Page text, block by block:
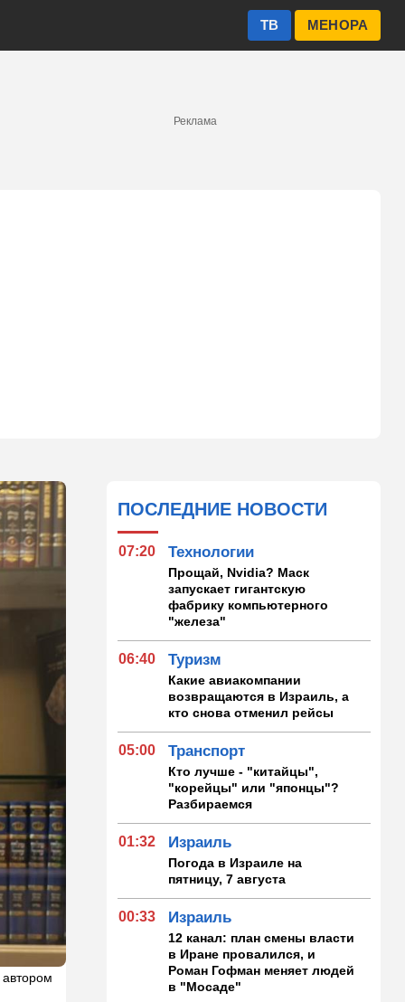
МЕНОРА
ТВ
Реклама
ПОСЛЕДНИЕ НОВОСТИ
07:20 Технологии
Прощай, Nvidia? Маск
запускает гигантскую
фабрику компьютерного
"железа"
06:40 Туризм
Какие авиакомпании
возвращаются в Израиль, а
кто снова отменил рейсы
05:00 Транспорт
Кто лучше - "китайцы",
"корейцы" или "японцы"?
Разбираемся
01:32 Израиль
Погода в Израиле на
пятницу, 7 августа
00:33 Израиль
12 канал: план смены власти
в Иране провалился, и
Роман Гофман меняет людей
в "Мосаде"